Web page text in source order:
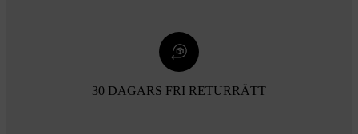
30 DAGARS FRI RETURRÄTT